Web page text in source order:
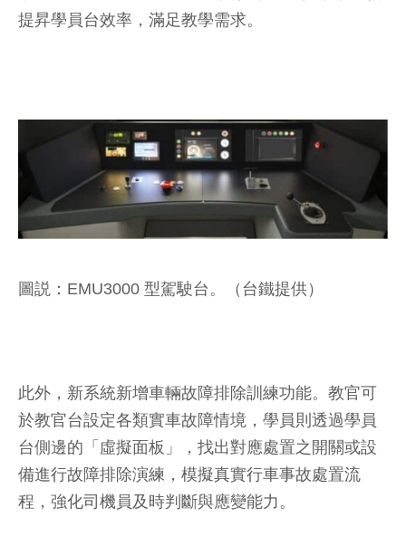
提昇學員台效率，滿足教學需求。
圖説：EMU3000 型駕駛台。（台鐵提供）
此外，新系統新增車輛故障排除訓練功能。教官可
於教官台設定各類實車故障情境，學員則透過學員
台側邊的「虛擬面板」，找出對應處置之開關或設
備進行故障排除演練，模擬真實行車事故處置流
程，強化司機員及時判斷與應變能力。